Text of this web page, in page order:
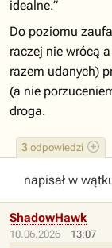
3 odpowiedzi
idealne.”
Do poziomu
raczej nie wrócą
razem udanych)
(a nie
droga.
napisał w
10.06.2026 13:07
ShadowHawk